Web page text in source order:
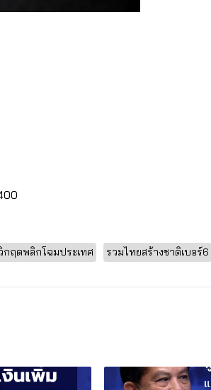
กฤตพลิกโฉมประเทศ รวมไทยสร้างชาติเบอร์6